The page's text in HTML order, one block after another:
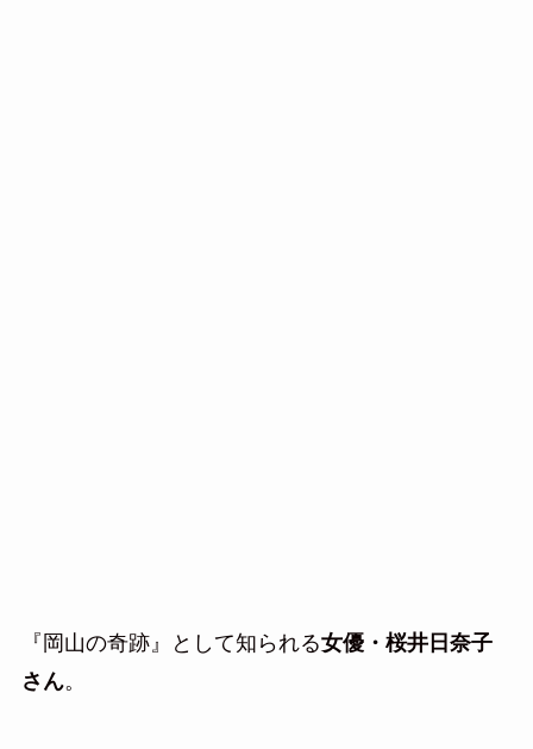
『岡山の奇跡』として知られる女優・桜井日奈子
さん。